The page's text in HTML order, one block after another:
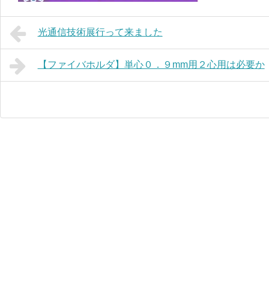
光通信技術展行って来ました
【ファイバホルダ】単心０．９mm用２心用は必要か